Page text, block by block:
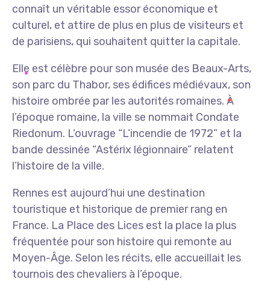
connaît un véritable essor économique et
culturel, et attire de plus en plus de visiteurs et
de parisiens, qui souhaitent quitter la capitale.
Elle est célèbre pour son musée des Beaux-Arts,
son parc du Thabor, ses édifices médiévaux, son
histoire ombrée par les autorités romaines. À
l’époque romaine, la ville se nommait Condate
Riedonum. L’ouvrage “L’incendie de 1972” et la
bande dessinée “Astérix légionnaire” relatent
l’histoire de la ville.
Rennes est aujourd’hui une destination
touristique et historique de premier rang en
France. La Place des Lices est la place la plus
fréquentée pour son histoire qui remonte au
Moyen-Âge. Selon les récits, elle accueillait les
tournois des chevaliers à l’époque.